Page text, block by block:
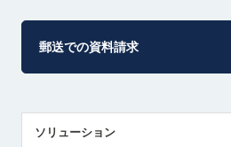
郵送での資料請求
ソリューション